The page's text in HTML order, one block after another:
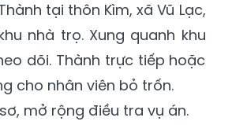
tại thôn Kìm, xã Vũ Lạc,
nhà trọ. Xung quanh khu
dõi. Thành trực tiếp hoặc
cho nhân viên bỏ trốn.
mở rộng điều tra vụ án.